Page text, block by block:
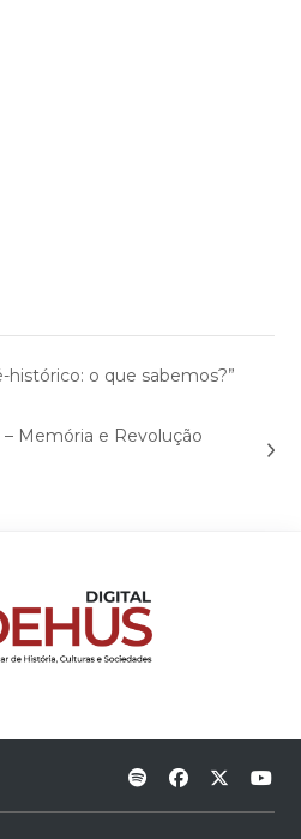
histórico: o que sabemos?”
– Memória e Revolução